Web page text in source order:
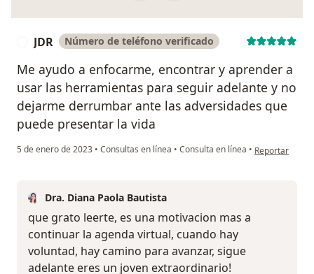
JDR Número de teléfono verificado
Me ayudo a enfocarme, encontrar y aprender a
usar las herramientas para seguir adelante y no
dejarme derrumbar ante las adversidades que
puede presentar la vida
5 de enero de 2023 • Consultas en línea • Consulta en línea • en opinión del
Reportar
Dra. Diana Paola Bautista
que grato leerte, es una motivacion mas a
continuar la agenda virtual, cuando hay
voluntad, hay camino para avanzar, sigue
adelante eres un joven extraordinario!